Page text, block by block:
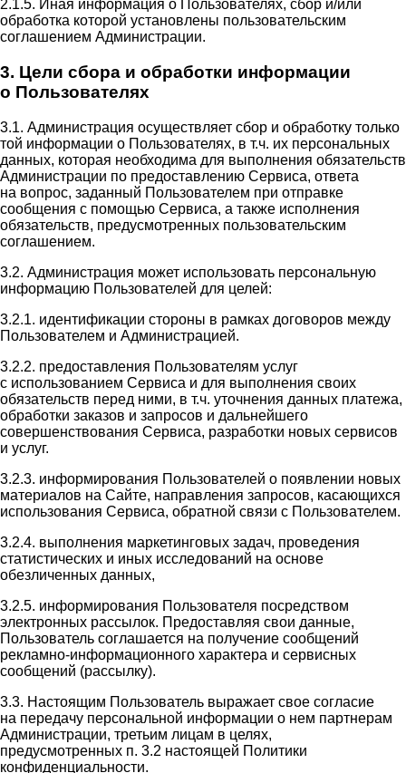
2.1.5. Иная информация о Пользователях, сбор и/или
обработка которой установлены пользовательским
соглашением Администрации.
3. Цели сбора и обработки информации
о Пользователях
3.1. Администрация осуществляет сбор и обработку только
той информации о Пользователях, в т.ч. их персональных
данных, которая необходима для выполнения обязательств
Администрации по предоставлению Сервиса, ответа
на вопрос, заданный Пользователем при отправке
сообщения с помощью Сервиса, а также исполнения
обязательств, предусмотренных пользовательским
соглашением.
3.2. Администрация может использовать персональную
информацию Пользователей для целей:
3.2.1. идентификации стороны в рамках договоров между
Пользователем и Администрацией.
3.2.2. предоставления Пользователям услуг
с использованием Сервиса и для выполнения своих
обязательств перед ними, в т.ч. уточнения данных платежа,
обработки заказов и запросов и дальнейшего
совершенствования Сервиса, разработки новых сервисов
и услуг.
3.2.3. информирования Пользователей о появлении новых
материалов на Сайте, направления запросов, касающихся
использования Сервиса, обратной связи с Пользователем.
3.2.4. выполнения маркетинговых задач, проведения
статистических и иных исследований на основе
обезличенных данных,
3.2.5. информирования Пользователя посредством
электронных рассылок. Предоставляя свои данные,
Пользователь соглашается на получение сообщений
рекламно-информационного характера и сервисных
сообщений (рассылку).
3.3. Настоящим Пользователь выражает свое согласие
на передачу персональной информации о нем партнерам
Администрации, третьим лицам в целях,
предусмотренных п. 3.2 настоящей Политики
конфиденциальности.